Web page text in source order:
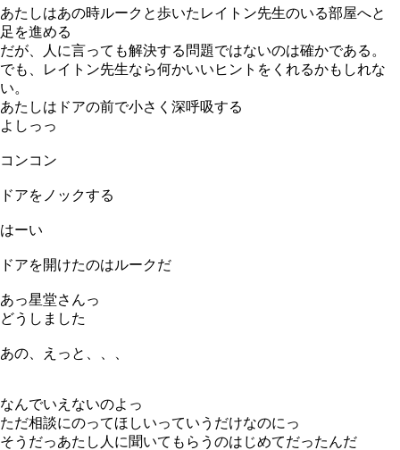
あたしはあの時ルークと歩いたレイトン先生のいる部屋へと
足を進める
だが、人に言っても解決する問題ではないのは確かである。
でも、レイトン先生なら何かいいヒントをくれるかもしれな
い。
あたしはドアの前で小さく深呼吸する
よしっっ
コンコン
ドアをノックする
はーい
ドアを開けたのはルークだ
あっ星堂さんっ
どうしました
あの、えっと、、、
なんでいえないのよっ
ただ相談にのってほしいっていうだけなのにっ
そうだっあたし人に聞いてもらうのはじめてだったんだ